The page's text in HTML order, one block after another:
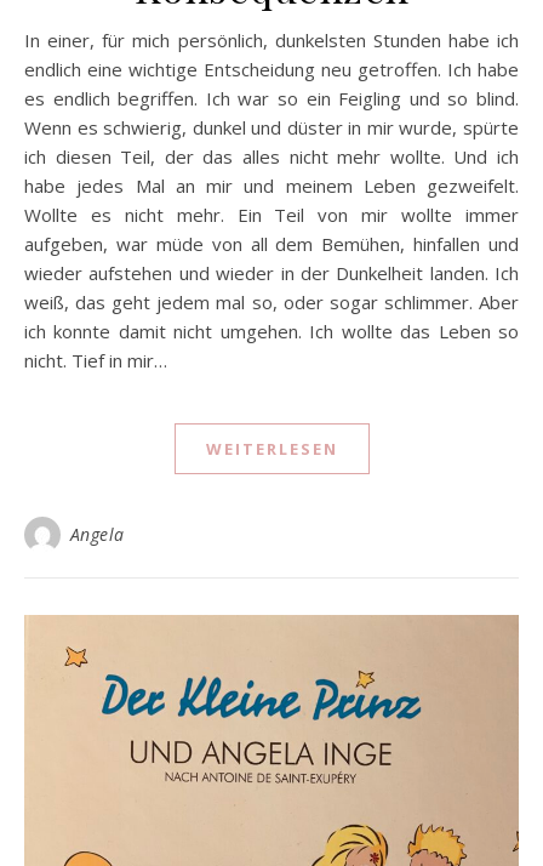
In einer, für mich persönlich, dunkelsten Stunden habe ich
endlich eine wichtige Entscheidung neu getroffen. Ich habe
es endlich begriffen. Ich war so ein Feigling und so blind.
Wenn es schwierig, dunkel und düster in mir wurde, spürte
ich diesen Teil, der das alles nicht mehr wollte. Und ich
habe jedes Mal an mir und meinem Leben gezweifelt.
Wollte es nicht mehr. Ein Teil von mir wollte immer
aufgeben, war müde von all dem Bemühen, hinfallen und
wieder aufstehen und wieder in der Dunkelheit landen. Ich
weiß, das geht jedem mal so, oder sogar schlimmer. Aber
ich konnte damit nicht umgehen. Ich wollte das Leben so
nicht. Tief in mir…
WEITERLESEN
Angela